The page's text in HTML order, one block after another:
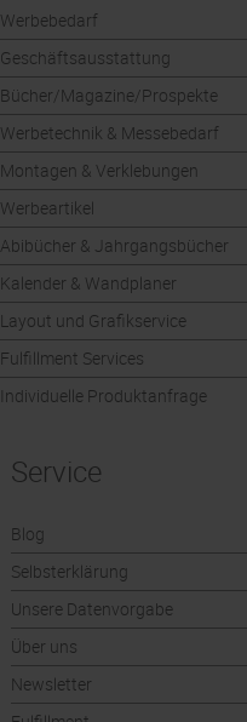
Werbebedarf
Geschäftsausstattung
Bücher/Magazine/Prospekte
Werbetechnik & Messebedarf
Montagen & Verklebungen
Werbeartikel
Abibücher & Jahrgangsbücher
Kalender & Wandplaner
Layout und Grafikservice
Fulfillment Services
Individuelle Produktanfrage
Service
Blog
Selbsterklärung
Unsere Datenvorgabe
Über uns
Newsletter